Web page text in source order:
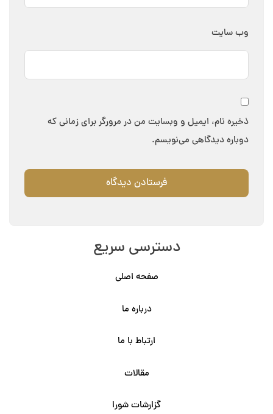
وب‌ سایت
ذخیره نام، ایمیل و وبسایت من در مرورگر برای زمانی که
دوباره دیدگاهی می‌نویسم.
دسترسی سریع
صفحه اصلی
درباره ما
ارتباط با ما
مقالات
گزارشات شورا